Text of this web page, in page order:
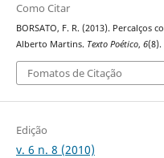
Como Citar
BORSATO, F. R. (2013).
Alberto Martins. Texto Poético, 6
Fomatos de Citação
Edição
v. 6 n. 8 (2010)